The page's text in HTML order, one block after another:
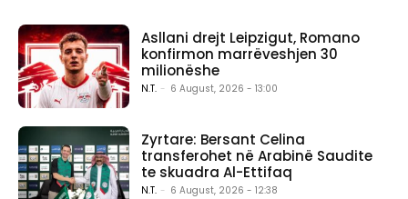
Asllani drejt Leipzigut, Romano
konfirmon marrëveshjen 30
milionëshe
N.T. - 6 August, 2026 - 13:00
Zyrtare: Bersant Celina
transferohet në Arabinë Saudite
te skuadra Al-Ettifaq
N.T. - 6 August, 2026 - 12:38